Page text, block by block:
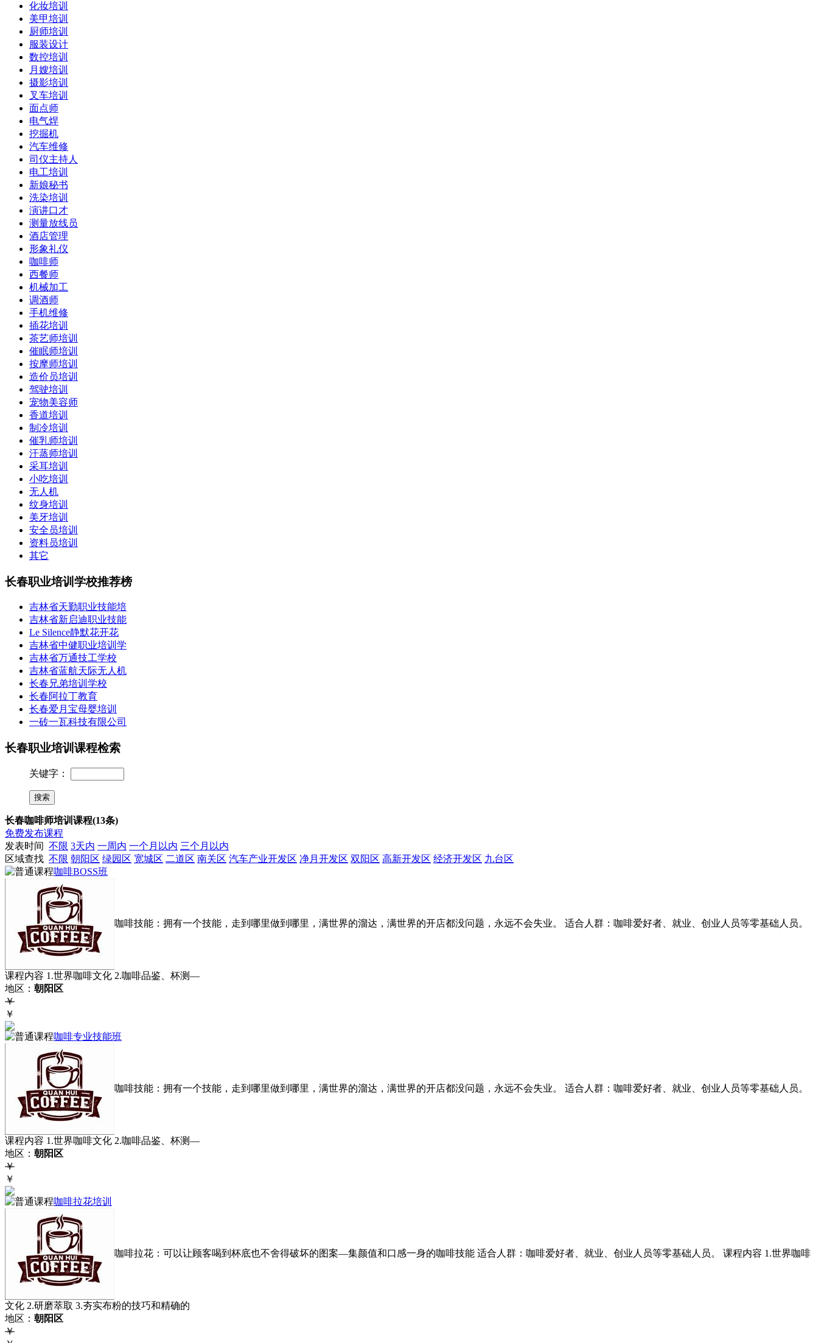
化妆培训
美甲培训
厨师培训
服装设计
数控培训
月嫂培训
摄影培训
叉车培训
面点师
电气焊
挖掘机
汽车维修
司仪主持人
电工培训
新娘秘书
洗染培训
演讲口才
测量放线员
酒店管理
形象礼仪
咖啡师
西餐师
机械加工
调酒师
手机维修
插花培训
茶艺师培训
催眠师培训
按摩师培训
造价员培训
驾驶培训
宠物美容师
香道培训
制冷培训
催乳师培训
汗蒸师培训
采耳培训
小吃培训
无人机
纹身培训
美牙培训
安全员培训
资料员培训
其它
长春职业培训学校推荐榜
吉林省天勤职业技能培
吉林省新启迪职业技能
Le Silence静默花开花
吉林省中健职业培训学
吉林省万通技工学校
吉林省蓝航天际无人机
长春兄弟培训学校
长春阿拉丁教育
长春爱月宝母婴培训
一砖一瓦科技有限公司
长春职业培训课程检索
关键字：
长春咖啡师培训课程(13条)
免费发布课程
发表时间 不限 3天内 一周内 一个月以内 三个月以内
区域查找 不限 朝阳区 绿园区 宽城区 二道区 南关区 汽车产业开发区 净月开发区 双阳区 高新开发区 经济开发区 九台区
咖啡BOSS班
咖啡技能：拥有一个技能，走到哪里做到哪里，满世界的溜达，满世界的开店都没问题，永远不会失业。 适合人群：咖啡爱好者、就业、创业人员等零基础人员。
课程内容 1.世界咖啡文化 2.咖啡品鉴、杯测—
地区： 朝阳区
￥
￥
咖啡专业技能班
咖啡技能：拥有一个技能，走到哪里做到哪里，满世界的溜达，满世界的开店都没问题，永远不会失业。 适合人群：咖啡爱好者、就业、创业人员等零基础人员。
课程内容 1.世界咖啡文化 2.咖啡品鉴、杯测—
地区： 朝阳区
￥
￥
咖啡拉花培训
咖啡拉花：可以让顾客喝到杯底也不舍得破坏的图案—集颜值和口感一身的咖啡技能 适合人群：咖啡爱好者、就业、创业人员等零基础人员。 课程内容 1.世界咖啡
文化 2.研磨萃取 3.夯实布粉的技巧和精确的
地区： 朝阳区
￥